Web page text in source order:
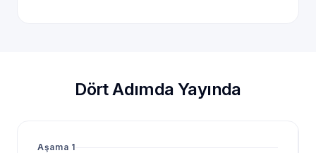
Dört Adımda Yayında
Aşama 1